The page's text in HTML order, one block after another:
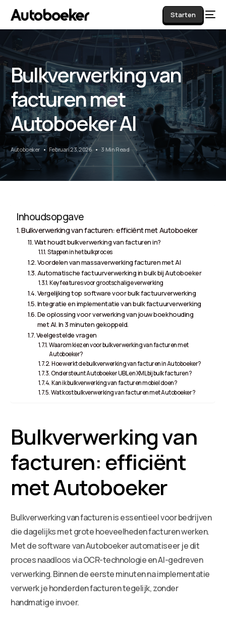
Starten
Bulkverwerking van
facturen met
Autoboeker AI
Autoboeker Februari 23, 2026 3 Min Read
Inhoudsopgave
Bulkverwerking van facturen: efficiënt met Autoboeker
Wat houdt bulkverwerking van facturen in?
Stappen in het bulkproces
Voordelen van massaverwerking facturen met AI
Automatische factuurverwerking in bulk bij Autoboeker
Key features voor grootschalige verwerking
Vergelijking top software voor bulk factuurverwerking
Integratie en implementatie van bulk factuurverwerking
De oplossing voor verwerking van jouw boekhouding
met AI. In 3 minuten gekoppeld.
Veelgestelde vragen
Waarom kiezen voor bulkverwerking van facturen met
Autoboeker?
Hoe werkt de bulkverwerking van facturen in Autoboeker?
Ondersteunt Autoboeker UBL en XML bij bulk facturen?
Kan ik bulkverwerking van facturen mobiel doen?
Wat kost bulkverwerking van facturen met Autoboeker?
Bulkverwerking van
facturen: efficiënt
met Autoboeker
Bulkverwerking van facturen is essentieel voor bedrijven
die dagelijks met grote hoeveelheden facturen werken.
Met de software van Autoboeker automatiseer je dit
proces naadloos via OCR-technologie en AI-gedreven
verwerking. Binnen de eerste minuten na implementatie
verwerk je honderden facturen tegelijk, zonder
handmatige invoer.
AI